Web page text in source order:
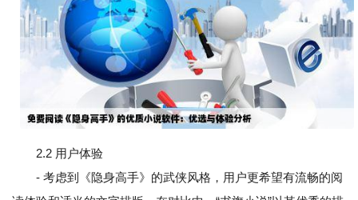
2.2 用户体验
- 考虑到《隐身高手》的武侠风格，用户更希望有流畅的阅